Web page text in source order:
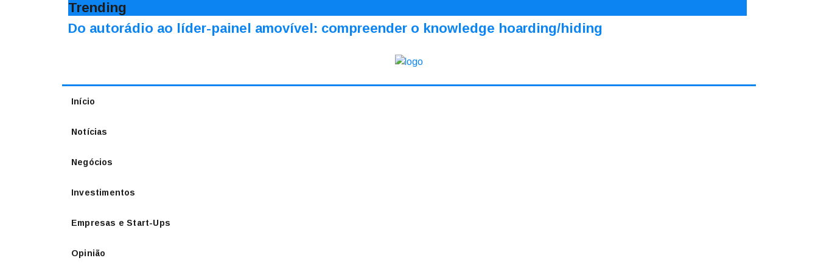
Trending
Do autorádio ao líder-painel amovível: compreender o knowledge hoarding/hiding
Início
Notícias
Negócios
Investimentos
Empresas e Start-Ups
Opinião